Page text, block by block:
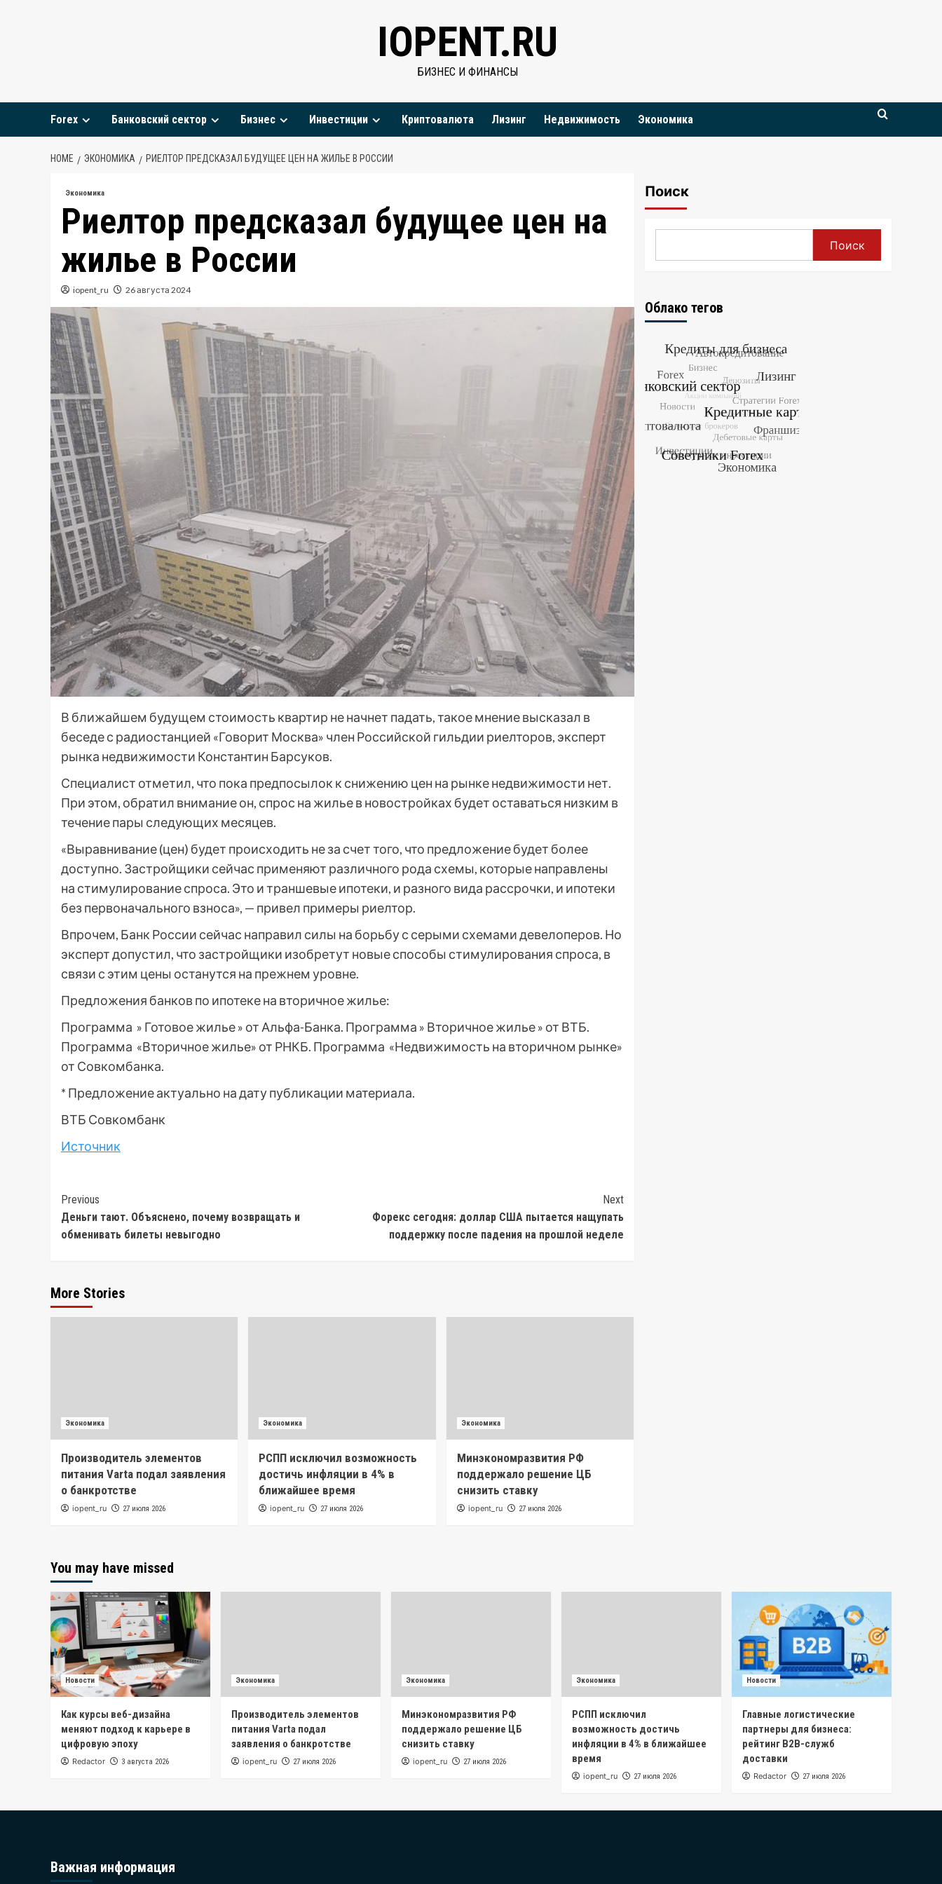
IOPENT.RU
БИЗНЕС И ФИНАНСЫ
Forex Банковский сектор Бизнес Инвестиции Криптовалюта Лизинг Недвижимость Экономика
HOME ЭКОНОМИКА РИЕЛТОР ПРЕДСКАЗАЛ БУДУЩЕЕ ЦЕН НА ЖИЛЬЕ В РОССИИ
Экономика
Риелтор предсказал будущее цен на
жилье в России
iopent_ru 26 августа 2024
В ближайшем будущем стоимость квартир не начнет падать, такое мнение высказал в
беседе с радиостанцией «Говорит Москва» член Российской гильдии риелторов, эксперт
рынка недвижимости Константин Барсуков.
Специалист отметил, что пока предпосылок к снижению цен на рынке недвижимости нет.
При этом, обратил внимание он, спрос на жилье в новостройках будет оставаться низким в
течение пары следующих месяцев.
«Выравнивание (цен) будет происходить не за счет того, что предложение будет более
доступно. Застройщики сейчас применяют различного рода схемы, которые направлены
на стимулирование спроса. Это и траншевые ипотеки, и разного вида рассрочки, и ипотеки
без первоначального взноса», — привел примеры риелтор.
Впрочем, Банк России сейчас направил силы на борьбу с серыми схемами девелоперов. Но
эксперт допустил, что застройщики изобретут новые способы стимулирования спроса, в
связи с этим цены останутся на прежнем уровне.
Предложения банков по ипотеке на вторичное жилье:
Программа » Готовое жилье » от Альфа-Банка. Программа » Вторичное жилье » от ВТБ.
Программа «Вторичное жилье» от РНКБ. Программа «Недвижимость на вторичном рынке»
от Совкомбанка.
* Предложение актуально на дату публикации материала.
ВТБ Совкомбанк
Источник
Post
Navigation
Previous
Деньги тают. Объяснено, почему возвращать и
обменивать билеты невыгодно
Next
Форекс сегодня: доллар США пытается нащупать
поддержку после падения на прошлой неделе
More Stories
Экономика
Производитель элементов
питания Varta подал заявления
о банкротстве
iopent_ru 27 июля 2026
Экономика
РСПП исключил возможность
достичь инфляции в 4% в
ближайшее время
iopent_ru 27 июля 2026
Экономика
Минэкономразвития РФ
поддержало решение ЦБ
снизить ставку
iopent_ru 27 июля 2026
Поиск
Поиск
Облако тегов
You may have missed
Новости
Как курсы веб-дизайна
меняют подход к карьере в
цифровую эпоху
Redactor 3 августа 2026
Экономика
Производитель элементов
питания Varta подал
заявления о банкротстве
iopent_ru 27 июля 2026
Экономика
Минэкономразвития РФ
поддержало решение ЦБ
снизить ставку
iopent_ru 27 июля 2026
Экономика
РСПП исключил
возможность достичь
инфляции в 4% в ближайшее
время
iopent_ru 27 июля 2026
Новости
Главные логистические
партнеры для бизнеса:
рейтинг B2B-служб
доставки
Redactor 27 июля 2026
Важная информация